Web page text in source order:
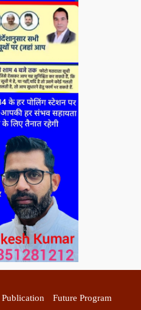
Publication
Future Program